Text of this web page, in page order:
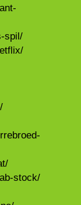
spil/
stock/